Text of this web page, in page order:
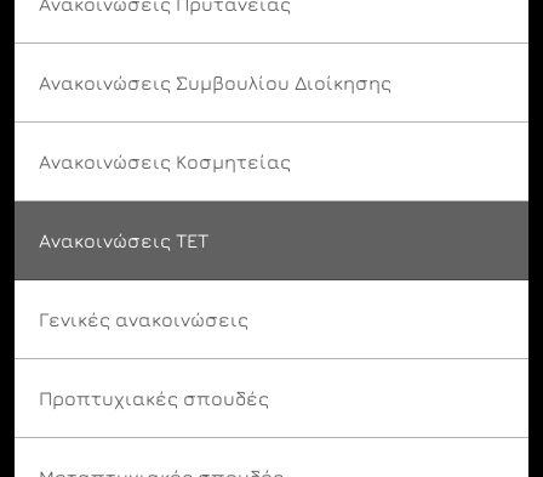
Ανακοινώσεις Συμβουλίου Διοίκησης
Ανακοινώσεις Κοσμητείας
Ανακοινώσεις ΤΕΤ
Γενικές ανακοινώσεις
Προπτυχιακές σπουδές